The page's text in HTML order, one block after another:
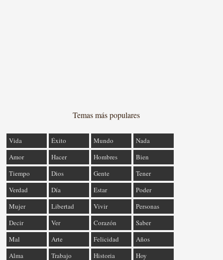
Temas más populares
Vida Éxito Mundo
Nada
Amor
Hacer Hombres
Bien
Tiempo
Dios Gente
Tener
Verdad
Día Estar
Poder
Mujer
Libertad Vivir
Personas
Decir
Ver Corazón
Saber
Mal
Arte Felicidad
Años
Alma
Trabajo Historia Hoy